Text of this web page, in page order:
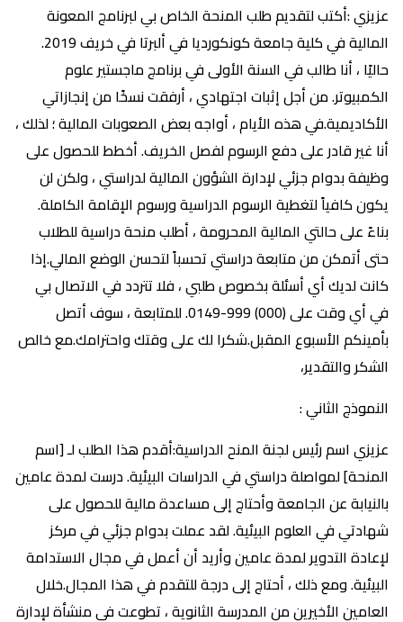
عزيزي :أكتب لتقديم طلب المنحة الخاص بي لبرنامج المعونة
المالية في كلية جامعة كونكورديا في ألبرتا في خريف 2019.
حاليًا ، أنا طالب في السنة الأولى في برنامج ماجستير علوم
الكمبيوتر. من أجل إثبات اجتهادي ، أرفقت نسخًا من إنجازاتي
الأكاديمية.في هذه الأيام ، أواجه بعض الصعوبات المالية ؛ لذلك ،
أنا غير قادر على دفع الرسوم لفصل الخريف. أخطط للحصول على
وظيفة بدوام جزئي لإدارة الشؤون المالية لدراستي ، ولكن لن
يكون كافياً لتغطية الرسوم الدراسية ورسوم الإقامة الكاملة.
بناءً على حالتي المالية المحرومة ، أطلب منحة دراسية للطلاب
حتى أتمكن من متابعة دراستي تحسباً لتحسن الوضع المالي.إذا
كانت لديك أي أسئلة بخصوص طلبي ، فلا تتردد في الاتصال بي
في أي وقت على (000) 999-0149. للمتابعة ، سوف أتصل
بأمينكم الأسبوع المقبل.شكرا لك على وقتك واحترامك.مع خالص
الشكر والتقدير،
النموذج الثاني :
عزيزي اسم رئيس لجنة المنح الدراسية:أقدم هذا الطلب لـ [اسم
المنحة] لمواصلة دراستي في الدراسات البيئية. درست لمدة عامين
بالنيابة عن الجامعة وأحتاج إلى مساعدة مالية للحصول على
شهادتي في العلوم البيئية. لقد عملت بدوام جزئي في مركز
لإعادة التدوير لمدة عامين وأريد أن أعمل في مجال الاستدامة
البيئية. ومع ذلك ، أحتاج إلى درجة للتقدم في هذا المجال.خلال
العامين الأخيرين من المدرسة الثانوية ، تطوعت في منشأة لإدارة